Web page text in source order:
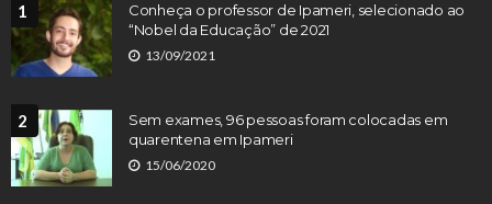
1
Conheça o professor de Ipameri, selecionado ao
“Nobel da Educação” de 2021
13/09/2021
2
Sem exames, 96 pessoas foram colocadas em
quarentena em Ipameri
15/06/2020